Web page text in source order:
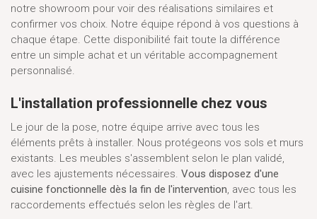
notre showroom pour voir des réalisations similaires et
confirmer vos choix. Notre équipe répond à vos questions à
chaque étape. Cette disponibilité fait toute la différence
entre un simple achat et un véritable accompagnement
personnalisé.
L'installation professionnelle chez vous
Le jour de la pose, notre équipe arrive avec tous les
éléments prêts à installer. Nous protégeons vos sols et murs
existants. Les meubles s'assemblent selon le plan validé,
avec les ajustements nécessaires. Vous disposez d'une
cuisine fonctionnelle dès la fin de l'intervention , avec tous les
raccordements effectués selon les règles de l'art.